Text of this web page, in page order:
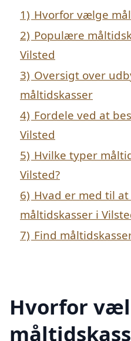
1) Hvorfor vælge
2) Populære
Vilsted
3) Oversigt over
måltidskasser
4) Fordele ved at
Vilsted
5) Hvilke typer
Vilsted?
6) Hvad er med til
måltidskasser i
7) Find
Hvorfor